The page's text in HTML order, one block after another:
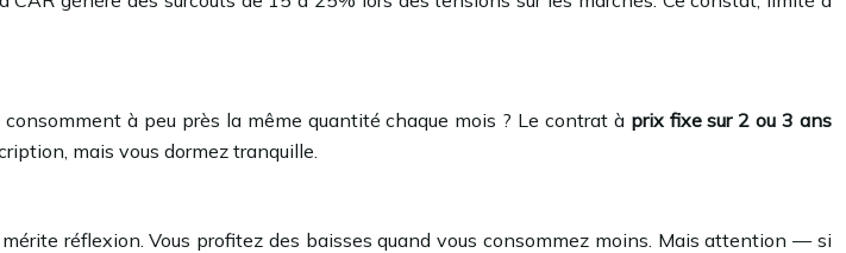
à peu près la même quantité chaque mois ? Le contrat à prix fixe sur 2 ou 3 ans
mais vous dormez tranquille.
réflexion. Vous profitez des baisses quand vous consommez moins. Mais attention — si